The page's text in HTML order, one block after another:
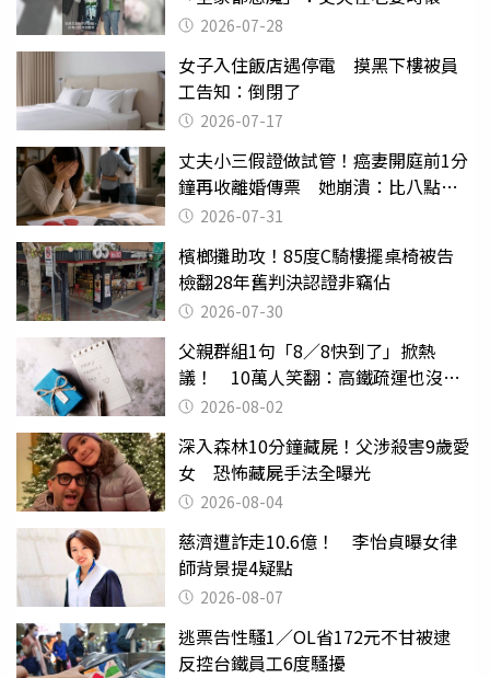
摔東西
2026-07-28
女子入住飯店遇停電 摸黑下樓被員
工告知：倒閉了
2026-07-17
丈夫小三假證做試管！癌妻開庭前1分
鐘再收離婚傳票 她崩潰：比八點檔
還扯2026-07-31
檳榔攤助攻！85度C騎樓擺桌椅被告
檢翻28年舊判決認證非竊佔
2026-07-30
父親群組1句「8／8快到了」掀熱
議！ 10萬人笑翻：高鐵疏運也沒列
父親節
2026-08-02
深入森林10分鐘藏屍！父涉殺害9歲愛
女 恐怖藏屍手法全曝光
2026-08-04
慈濟遭詐走10.6億！ 李怡貞曝女律
師背景提4疑點
2026-08-07
逃票告性騷1／OL省172元不甘被逮
反控台鐵員工6度騷擾